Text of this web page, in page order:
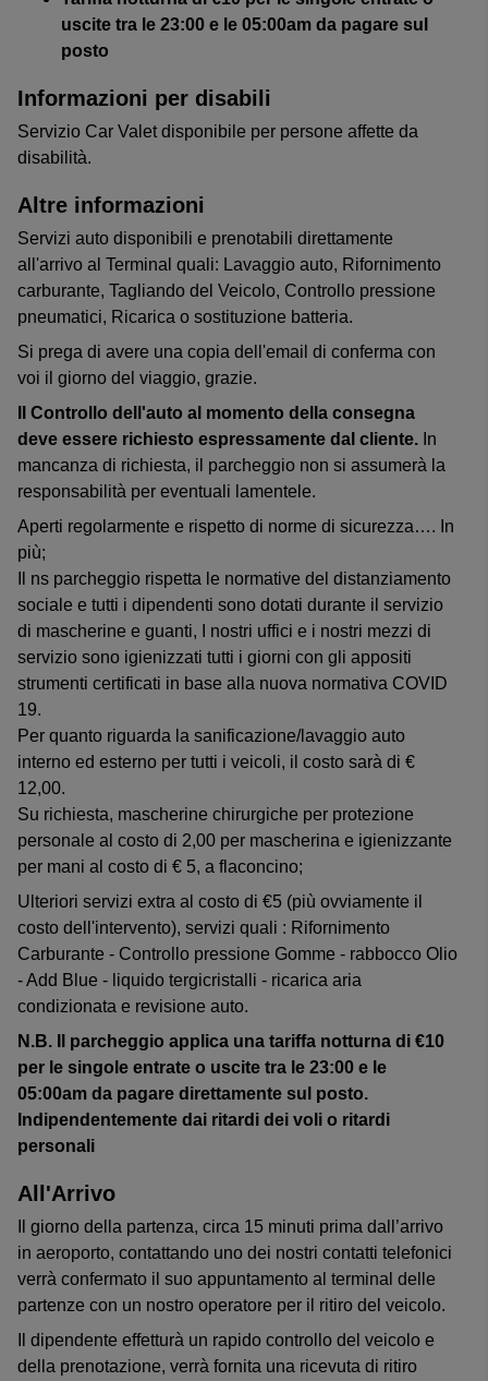
uscite tra le 23:00 e le 05:00am da pagare sul
posto
Informazioni per disabili
Servizio Car Valet disponibile per persone affette da
disabilità.
Altre informazioni
Servizi auto disponibili e prenotabili direttamente
all'arrivo al Terminal quali: Lavaggio auto, Rifornimento
carburante, Tagliando del Veicolo, Controllo pressione
pneumatici, Ricarica o sostituzione batteria.
Si prega di avere una copia dell'email di conferma con
voi il giorno del viaggio, grazie.
Il Controllo dell'auto al momento della consegna
deve essere richiesto espressamente dal cliente. In
mancanza di richiesta, il parcheggio non si assumerà la
responsabilità per eventuali lamentele.
Aperti regolarmente e rispetto di norme di sicurezza…. In
più;
Il ns parcheggio rispetta le normative del distanziamento
sociale e tutti i dipendenti sono dotati durante il servizio
di mascherine e guanti, I nostri uffici e i nostri mezzi di
servizio sono igienizzati tutti i giorni con gli appositi
strumenti certificati in base alla nuova normativa COVID
19.
Per quanto riguarda la sanificazione/lavaggio auto
interno ed esterno per tutti i veicoli, il costo sarà di €
12,00.
Su richiesta, mascherine chirurgiche per protezione
personale al costo di 2,00 per mascherina e igienizzante
per mani al costo di € 5, a flaconcino;
Ulteriori servizi extra al costo di €5 (più ovviamente il
costo dell'intervento), servizi quali : Rifornimento
Carburante - Controllo pressione Gomme - rabbocco Olio
- Add Blue - liquido tergicristalli - ricarica aria
condizionata e revisione auto.
N.B. Il parcheggio applica una tariffa notturna di €10
per le singole entrate o uscite tra le 23:00 e le
05:00am da pagare direttamente sul posto.
Indipendentemente dai ritardi dei voli o ritardi
personali
All'Arrivo
Il giorno della partenza, circa 15 minuti prima dall’arrivo
in aeroporto, contattando uno dei nostri contatti telefonici
verrà confermato il suo appuntamento al terminal delle
partenze con un nostro operatore per il ritiro del veicolo.
Il dipendente effetturà un rapido controllo del veicolo e
della prenotazione, verrà fornita una ricevuta di ritiro